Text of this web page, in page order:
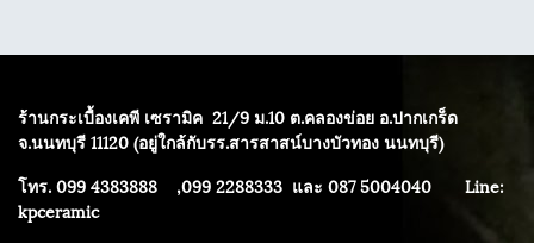
ร้านกระเบื้องเคพี เซรามิค 21/9 ม.10 ต.คลองข่อย อ.ปากเกร็ด
จ.นนทบุรี 11120 (อยู่ใกล้กับรร.สารสาสน์บางบัวทอง นนทบุรี)
โทร. 099 4383888 ,099 2288333 และ 087 5004040 Line:
kpceramic